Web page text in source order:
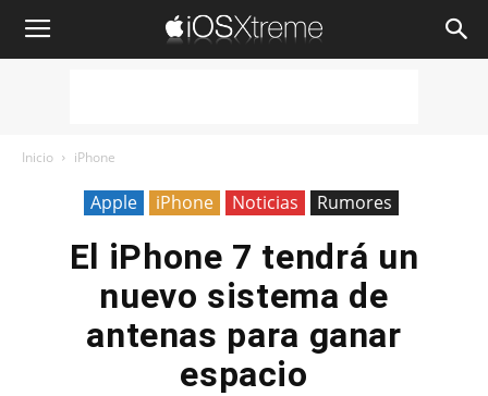
iOSXtreme
Inicio iPhone
Apple iPhone Noticias Rumores
El iPhone 7 tendrá un
nuevo sistema de
antenas para ganar
espacio